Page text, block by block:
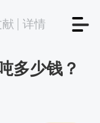
详情
多少钱？